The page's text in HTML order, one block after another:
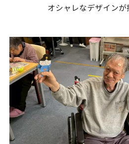
オシャレなデザインが